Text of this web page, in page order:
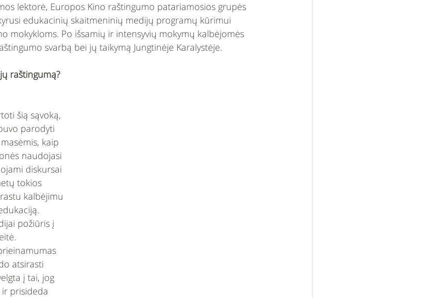
lektorė, Europos Kino raštingumo patariamosios grupės
edukacinių skaitmeninių medijų programų kūrimui
mokykloms. Po išsamių ir intensyvių mokymų kalbėjomės
svarbą bei jų taikymą Jungtinėje Karalystėje.
raštingumą?
šią sąvoką,
parodyti
kaip
naudojasi
diskursai
tokios
kalbėjimu
požiūris į
atsirasti
į tai, jog
prisideda